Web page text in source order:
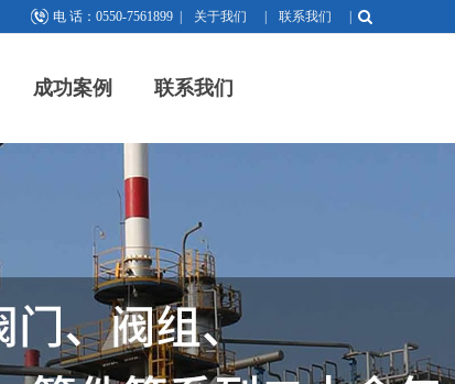
电 话：0550-7561899 关于我们 联系我们
成功案例 联系我们